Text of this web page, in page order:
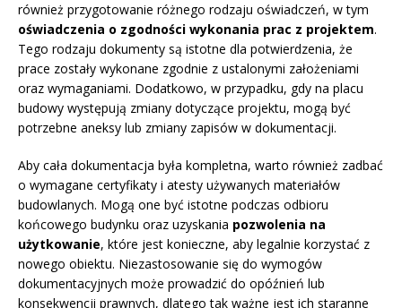
również przygotowanie różnego rodzaju oświadczeń, w tym
oświadczenia o zgodności wykonania prac z projektem.
Tego rodzaju dokumenty są istotne dla potwierdzenia, że
prace zostały wykonane zgodnie z ustalonymi założeniami
oraz wymaganiami. Dodatkowo, w przypadku, gdy na placu
budowy występują zmiany dotyczące projektu, mogą być
potrzebne aneksy lub zmiany zapisów w dokumentacji.
Aby cała dokumentacja była kompletna, warto również zadbać
o wymagane certyfikaty i atesty używanych materiałów
budowlanych. Mogą one być istotne podczas odbioru
końcowego budynku oraz uzyskania pozwolenia na
użytkowanie, które jest konieczne, aby legalnie korzystać z
nowego obiektu. Niezastosowanie się do wymogów
dokumentacyjnych może prowadzić do opóźnień lub
konsekwencji prawnych, dlatego tak ważne jest ich staranne